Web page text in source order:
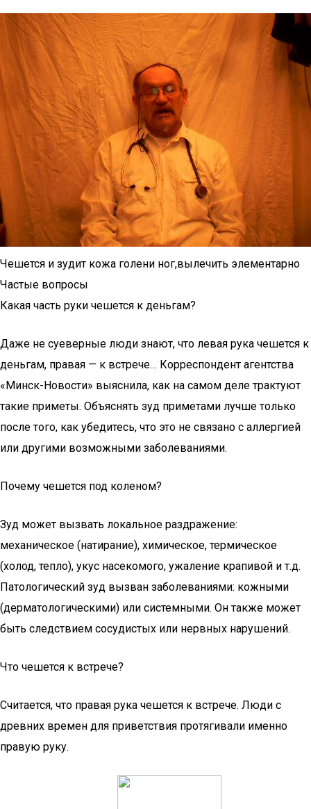
Чешется и зудит кожа голени ног,вылечить элементарно
Частые вопросы
Какая часть руки чешется к деньгам?
Даже не суеверные люди знают, что левая рука чешется к
деньгам, правая — к встрече… Корреспондент агентства
«Минск-Новости» выяснила, как на самом деле трактуют
такие приметы. Объяснять зуд приметами лучше только
после того, как убедитесь, что это не связано с аллергией
или другими возможными заболеваниями.
Почему чешется под коленом?
Зуд может вызвать локальное раздражение:
механическое (натирание), химическое, термическое
(холод, тепло), укус насекомого, ужаление крапивой и т.д.
Патологический зуд вызван заболеваниями: кожными
(дерматологическими) или системными. Он также может
быть следствием сосудистых или нервных нарушений.
Что чешется к встрече?
Считается, что правая рука чешется к встрече. Люди с
древних времен для приветствия протягивали именно
правую руку.